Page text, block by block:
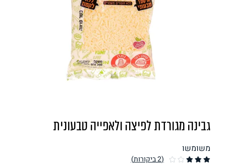
תחליפי בשר
גבינה מגורדת לפיצה ולאפייה טבעונית
משומשו
(2 ביקורות)